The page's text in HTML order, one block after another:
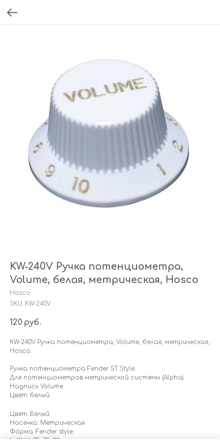
KW-240V Ручка потенциометра,
Volume, белая, метрическая, Hosco
Hosco
SKU: KW-240V
120 руб.
KW-240V Ручка потенциометра, Volume, белая, метрическая,
Hosco.
Ручка потенциометра Fender ST Style.
Для потенциометров метрической системы (Alpha).
Надпись Volume.
Цвет: белый.
Цвет: Белый
Насечка: Метрическая
Форма: Fender style